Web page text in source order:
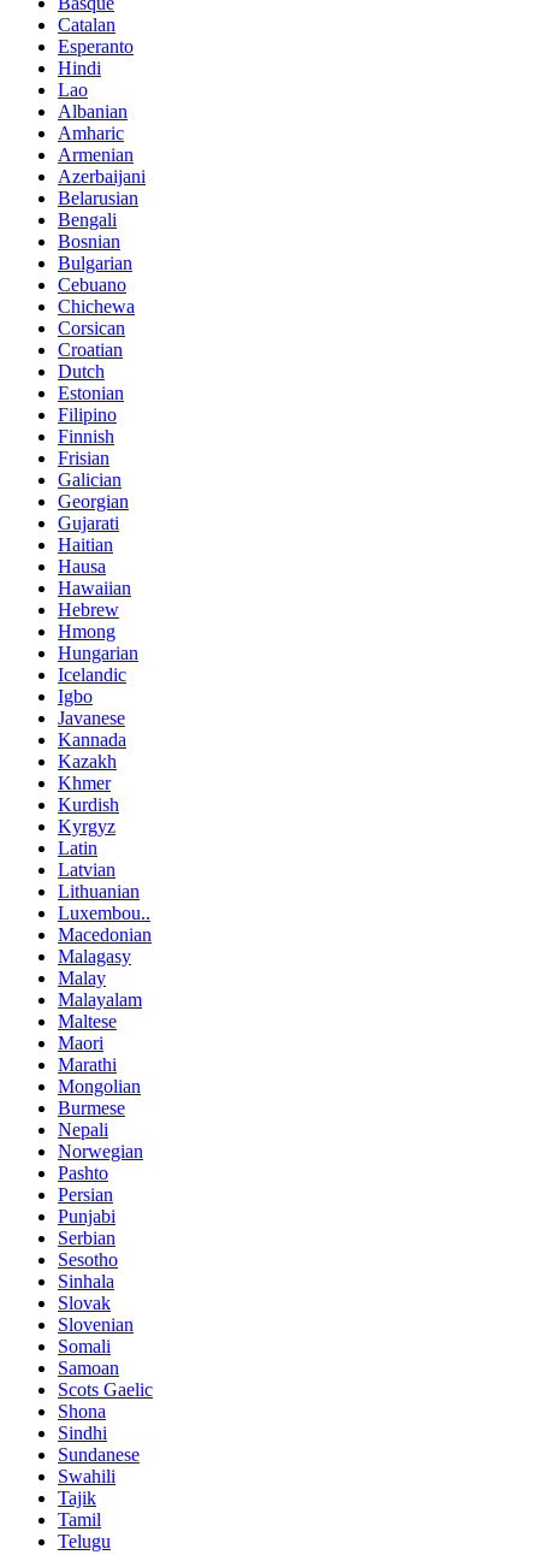
Catalan
Esperanto
Hindi
Lao
Albanian
Amharic
Armenian
Azerbaijani
Belarusian
Bengali
Bosnian
Bulgarian
Cebuano
Chichewa
Corsican
Croatian
Dutch
Estonian
Filipino
Finnish
Frisian
Galician
Georgian
Gujarati
Haitian
Hausa
Hawaiian
Hebrew
Hmong
Hungarian
Icelandic
Igbo
Javanese
Kannada
Kazakh
Khmer
Kurdish
Kyrgyz
Latin
Latvian
Lithuanian
Luxembou..
Macedonian
Malagasy
Malay
Malayalam
Maltese
Maori
Marathi
Mongolian
Burmese
Nepali
Norwegian
Pashto
Persian
Punjabi
Serbian
Sesotho
Sinhala
Slovak
Slovenian
Somali
Samoan
Scots Gaelic
Shona
Sindhi
Sundanese
Swahili
Tajik
Tamil
Telugu